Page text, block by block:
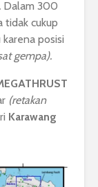
Dalam 300
tidak cukup
posisi
gempa).
(retakan
Karawang